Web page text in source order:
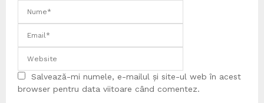
Salvează-mi numele, e-mailul și site-ul web în acest
browser pentru data viitoare când comentez.